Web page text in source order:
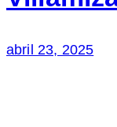
abril 23, 2025